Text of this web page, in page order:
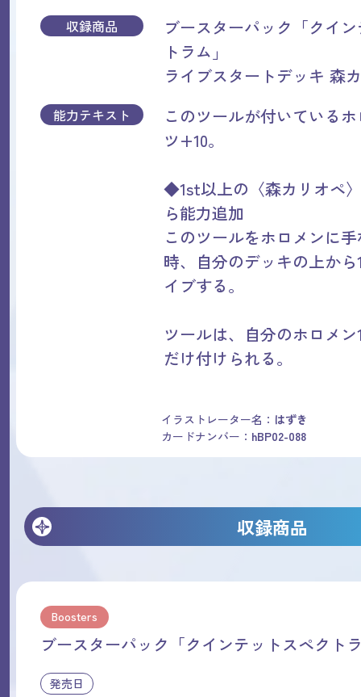
収録商品
ブースターパック「クイ
トラム」
ライブスタートデッキ 森
能力テキスト
このツールが付いている
ツ+10。
◆1st以上の〈森カリオペ
ら能力追加
このツールをホロメンに
時、自分のデッキの上か
イブする。
ツールは、自分のホロメン
だけ付けられる。
イラストレーター名： はずき
カードナンバー： hBP02-088
収録商品
Boosters
ブースターパック「クインテットスペクト
発売日